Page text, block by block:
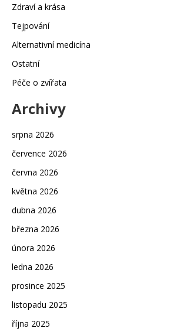
Zdraví a krása
Tejpování
Alternativní medicína
Ostatní
Péče o zvířata
Archivy
srpna 2026
července 2026
června 2026
května 2026
dubna 2026
března 2026
února 2026
ledna 2026
prosince 2025
listopadu 2025
října 2025